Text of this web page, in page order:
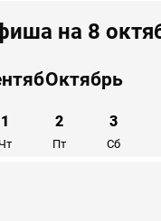
на 8
1
Чт
2
Пт
3
Сб
Октябрь